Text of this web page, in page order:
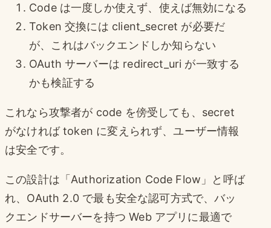
Code は一度しか使えず、使えば無効になる
Token 交換には client_secret が必要だ
が、これはバックエンドしか知らない
OAuth サーバーは redirect_uri が一致する
かも検証する
これなら攻撃者が code を傍受しても、secret
がなければ token に変えられず、ユーザー情報
は安全です。
この設計は「Authorization Code Flow」と呼ば
れ、OAuth 2.0 で最も安全な認可方式で、バッ
クエンドサーバーを持つ Web アプリに最適で